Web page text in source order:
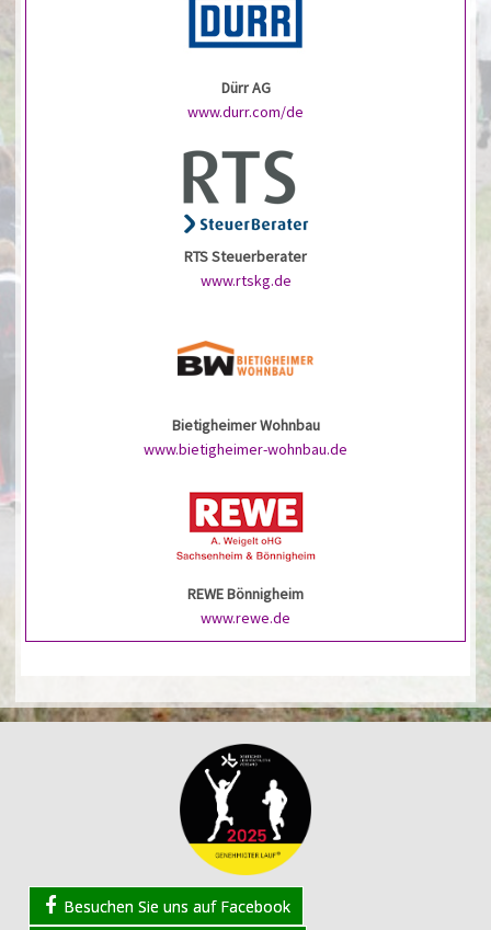
Dürr AG
www.durr.com/de
RTS Steuerberater
www.rtskg.de
Bietigheimer Wohnbau
www.bietigheimer-wohnbau.de
REWE Bönnigheim
www.rewe.de
Besuchen Sie uns auf Facebook